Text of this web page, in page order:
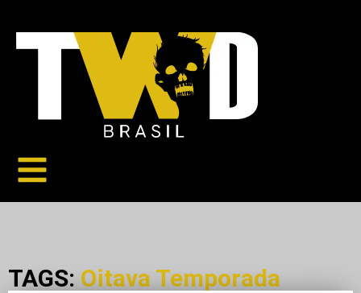
TAGS: Oitava Temporada